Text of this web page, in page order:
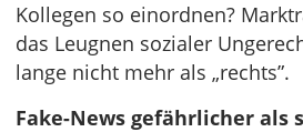
Kollegen so einordnen?
das Leugnen sozialer
lange nicht mehr als „rechts”.
Fake-News gefährlicher als